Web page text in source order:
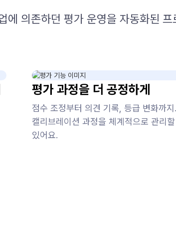
에 의존하던 평가 운영을 자동화된
평가 과정을 더 공정하게
점수 조정부터 의견 기록, 등급 변화까지.
캘리브레이션 과정을 체계적으로 관리
있어요.